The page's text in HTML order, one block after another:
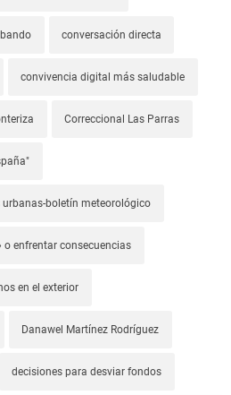
conversación directa
convivencia digital más saludable
Correccional Las Parras
boletín meteorológico
o enfrentar consecuencias
en el exterior
Danawel Martínez Rodríguez
decisiones para desviar fondos